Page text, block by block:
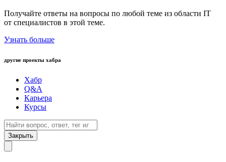
Получайте ответы на вопросы по любой теме из области IT
от специалистов в этой теме.
Узнать больше
другие проекты хабра
Хабр
Q&A
Карьера
Курсы
Закрыть